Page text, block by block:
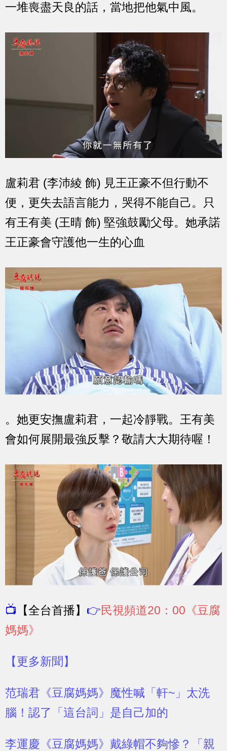
一堆喪盡天良的話，當地把他氣中風。
盧莉君 (李沛綾 飾) 見王正豪不但行動不
便，更失去語言能力，哭得不能自己。只
有王有美 (王晴 飾) 堅強鼓勵父母。她承諾
王正豪會守護他一生的心血
。她更安撫盧莉君，一起冷靜戰。王有美
會如何展開最強反擊？敬請大大期待喔！
📺 【全台首播】 👉民視頻道20：00《豆腐
媽媽》
【更多新聞】
范瑞君《豆腐媽媽》魔性喊「軒~」太洗
腦！認了「這台詞」是自己加的
李運慶《豆腐媽媽》戴綠帽不夠慘？「親